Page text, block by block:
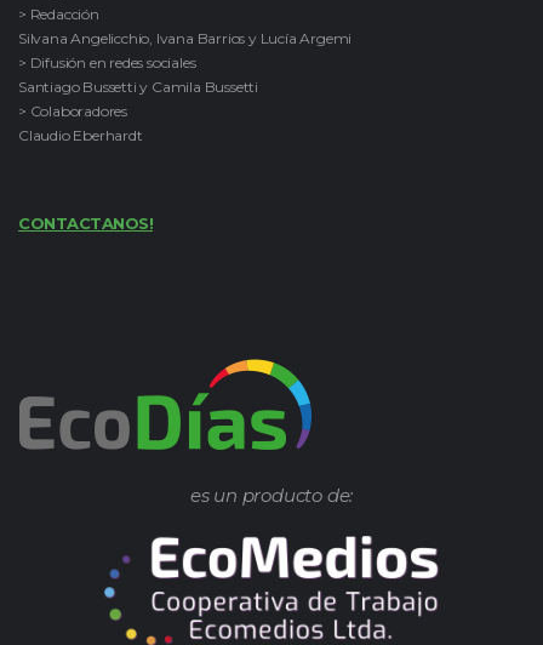
> Redacción
Silvana Angelicchio, Ivana Barrios y Lucía Argemi
> Difusión en redes sociales
Santiago Bussetti y Camila Bussetti
> Colaboradores
Claudio Eberhardt
CONTACTANOS!
es un producto de: